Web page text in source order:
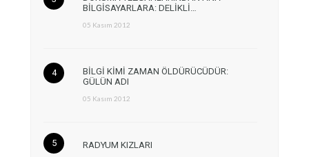
BİLGİSAYARLARA: DELİKLİ…
05 Kasım 2012
BİLGİ KİMİ ZAMAN ÖLDÜRÜCÜDÜR:
GÜLÜN ADI
05 Kasım 2012
RADYUM KIZLARI